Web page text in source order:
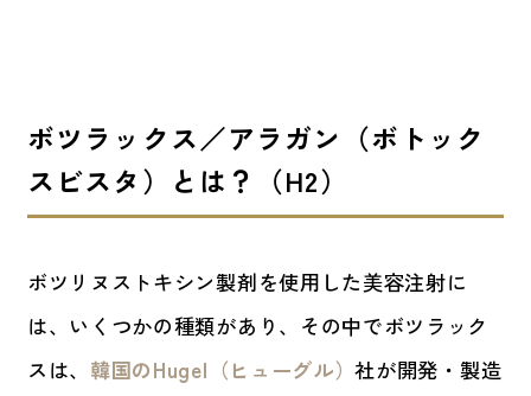
ボツラックス／アラガン（ボトック
スビスタ）とは？
（H2）
ボツリヌストキシン製剤を使用した美容注射に
は、いくつかの種類があり、その中でボツラック
スは、 韓国のHugel（ヒューグル）社が開発・製造